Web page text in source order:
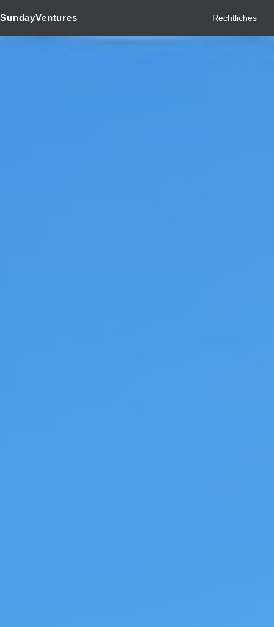
SundayVentures Rechtliches